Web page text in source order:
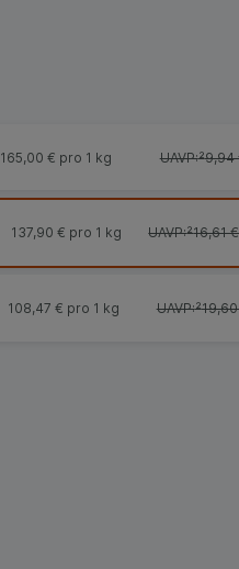
UAVP:²9,94
165,00 € pro 1 kg
UAVP:²16,61 €
137,90 € pro 1 kg
UAVP:²
108,47 € pro 1 kg